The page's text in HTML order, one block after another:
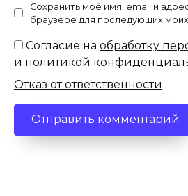
Сохранить моё имя, email и
браузере для последующих
Согласие на обработку
и политикой
Отказ от ответственности